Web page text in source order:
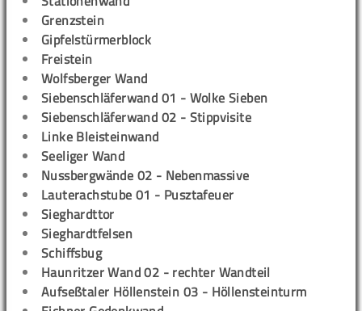
Grenzstein
Gipfelstürmerblock
Freistein
Wolfsberger Wand
Siebenschläferwand 01 - Wolke Sieben
Siebenschläferwand 02 - Stippvisite
Linke Bleisteinwand
Seeliger Wand
Nussbergwände 02 - Nebenmassive
Lauterachstube 01 - Pusztafeuer
Sieghardttor
Sieghardtfelsen
Schiffsbug
Haunritzer Wand 02 - rechter Wandteil
Aufseßtaler Höllenstein 03 - Höllensteinturm